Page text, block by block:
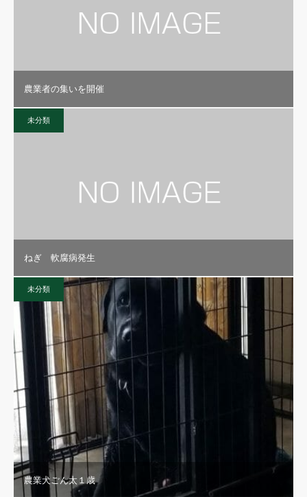
農業者の集いを開催
未分類
ねぎ 軟腐病発生
未分類
農業犬ごん太１歳